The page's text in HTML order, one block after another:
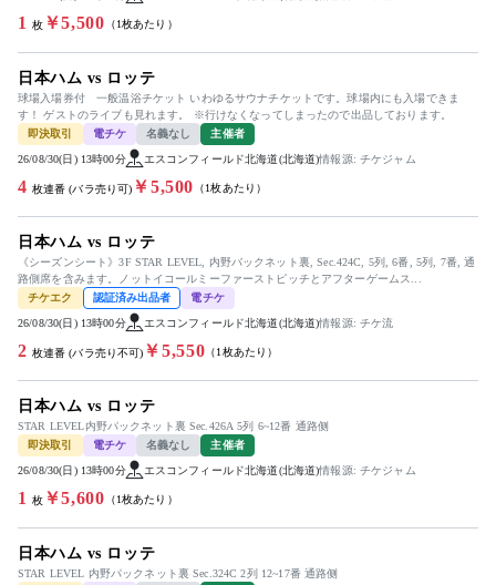
1 枚￥5,500 （1枚あたり）
日本ハム vs ロッテ
球場入場券付 一般温浴チケット いわゆるサウナチケットです。球場内にも入場できま
す！ ゲストのライブも見れます。 ※行けなくなってしまったので出品しております。
即決取引
電チケ 名義なし 主催者
26/08/30(日) 13時00分 エスコンフィールド北海道(北海道)情報源: チケジャム
4 枚連番 (バラ売り可) ￥5,500 （1枚あたり）
日本ハム vs ロッテ
《シーズンシート》3F STAR LEVEL, 内野バックネット裏, Sec.424C, 5列, 6番, 5列, 7番, 通
路側席を含みます。ノットイコールミーファーストピッチとアフターゲームス...
チケエク
認証済み出品者 電チケ
26/08/30(日) 13時00分 エスコンフィールド北海道(北海道)情報源: チケ流
2 枚連番 (バラ売り不可) ￥5,550 （1枚あたり）
日本ハム vs ロッテ
STAR LEVEL内野パックネット裏 Sec.426A 5列 6~12番 通路侧
即決取引
電チケ 名義なし 主催者
26/08/30(日) 13時00分 エスコンフィールド北海道(北海道)情報源: チケジャム
1 枚￥5,600 （1枚あたり）
日本ハム vs ロッテ
STAR LEVEL 内野パックネット裏 Sec.324C 2列 12~17番 通路侧